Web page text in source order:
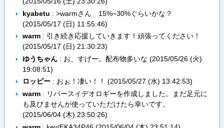
kyabetu : >warmさん 15%~30%ぐらいかな？
(2015/05/17 (日) 11:55:46)
warm: 引き続き応援していきます！頑張ってください！
(2015/05/17 (日) 21:30:23)
ゆうちゃん: お、すげー。配布物多いな (2015/05/26 (火)
19:08:51)
ロッピー: おぉ！凄い！！ (2015/05/27 (水) 13:42:53)
warm: リバースイデオロギーを作成しました。まだ足元に
も及びませんが使っていただけたら幸いです。
(2015/06/04 (木) 23:50:26)